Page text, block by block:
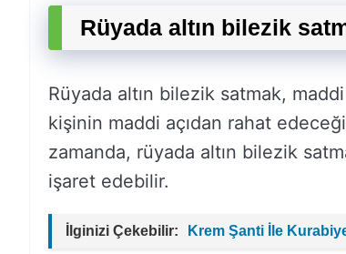
Rüyada altın bilezik
Rüyada altın bilezik satmak,
kişinin maddi açıdan rahat
zamanda, rüyada altın bilezik
işaret edebilir.
İlginizi Çekebilir: Krem Şanti İle Kurabiye